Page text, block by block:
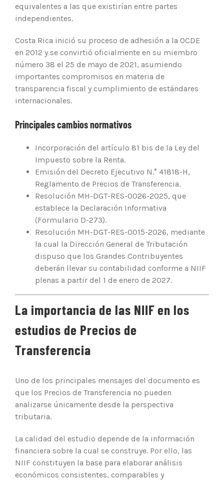
equivalentes a las que existirían entre partes
independientes.
Costa Rica inició su proceso de adhesión a la OCDE
en 2012 y se convirtió oficialmente en su miembro
número 38 el 25 de mayo de 2021, asumiendo
importantes compromisos en materia de
transparencia fiscal y cumplimiento de estándares
internacionales.
Principales cambios normativos
Incorporación del artículo 81 bis de la Ley del
Impuesto sobre la Renta.
Emisión del Decreto Ejecutivo N.° 41818-H,
Reglamento de Precios de Transferencia.
Resolución MH-DGT-RES-0026-2025, que
establece la Declaración Informativa
(Formulario D-273).
Resolución MH-DGT-RES-0015-2026, mediante
la cual la Dirección General de Tributación
dispuso que los Grandes Contribuyentes
deberán llevar su contabilidad conforme a NIIF
plenas a partir del 1 de enero de 2027.
La importancia de las NIIF en los
estudios de Precios de
Transferencia
Uno de los principales mensajes del documento es
que los Precios de Transferencia no pueden
analizarse únicamente desde la perspectiva
tributaria.
La calidad del estudio depende de la información
financiera sobre la cual se construye. Por ello, las
NIIF constituyen la base para elaborar análisis
económicos consistentes, comparables y